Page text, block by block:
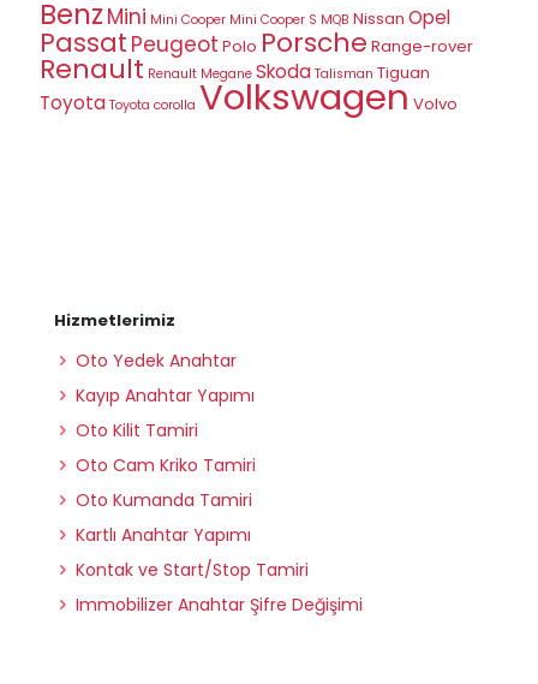
Benz Mini Mini Cooper Mini Cooper S MQB Nissan Opel
Passat Peugeot Polo Porsche Range-rover
Renault Renault Megane Skoda Talisman Tiguan
Toyota Toyota corolla Volkswagen Volvo
Hizmetlerimiz
Oto Yedek Anahtar
Kayıp Anahtar Yapımı
Oto Kilit Tamiri
Oto Cam Kriko Tamiri
Oto Kumanda Tamiri
Kartlı Anahtar Yapımı
Kontak ve Start/Stop Tamiri
Immobilizer Anahtar Şifre Değişimi